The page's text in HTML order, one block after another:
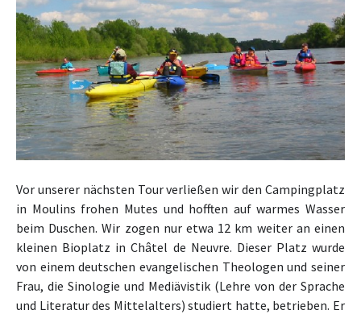
Vor unserer nächsten Tour verließen wir den Campingplatz
in Moulins frohen Mutes und hofften auf warmes Wasser
beim Duschen. Wir zogen nur etwa 12 km weiter an einen
kleinen Bioplatz in Châtel de Neuvre. Dieser Platz wurde
von einem deutschen evangelischen Theologen und seiner
Frau, die Sinologie und Mediävistik (Lehre von der Sprache
und Literatur des Mittelalters) studiert hatte, betrieben. Er